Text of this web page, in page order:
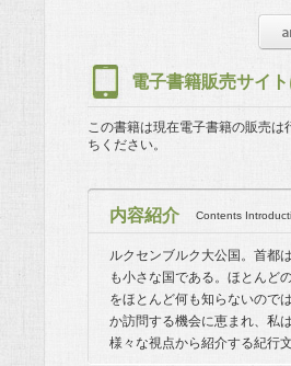
電子書籍販売サイ
この書籍は現在電子書籍の販売は
ちください。
内容紹介 Contents
ルクセンブルク大公国。首都
も小さな国である。ほとんど
をほとんど何も知らないので
か訪問する機会に恵まれ、私
様々な視点から紹介する紀行文